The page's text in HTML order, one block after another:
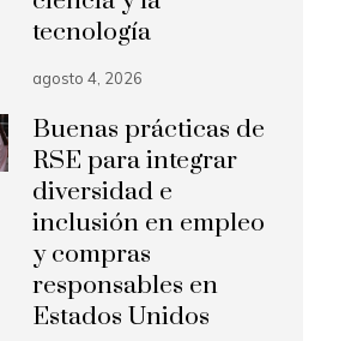
tecnología
agosto 4, 2026
Buenas prácticas de
RSE para integrar
diversidad e
inclusión en empleo
y compras
responsables en
Estados Unidos